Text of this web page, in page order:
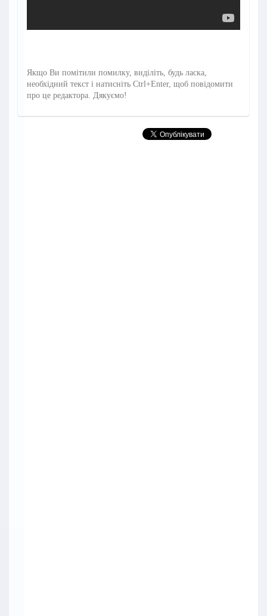
Якщо Ви помітили помилку, виділіть, будь ласка,
необхідний текст і натисніть Ctrl+Enter, щоб повідомити
про це редактора. Дякуємо!